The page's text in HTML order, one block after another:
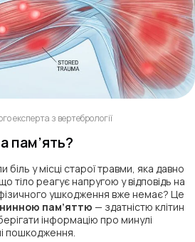
експерта з вертебрології
пам’ять?
біль у місці старої травми, яка давно
тіло реагує напругою у відповідь на
ушкодження вже немає? Це
пам’яттю — здатністю клітин
інформацію про минулі
пошкодження.